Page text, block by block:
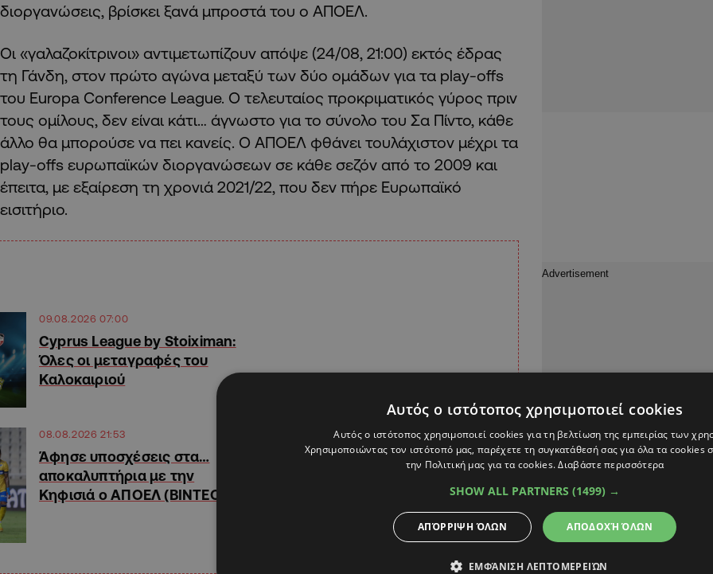
διοργανώσεις, βρίσκει ξανά μπροστά του ο ΑΠΟΕΛ.
Οι «γαλαζοκίτρινοι» αντιμετωπίζουν απόψε (24/08, 21:00) εκτός έδρας
τη Γάνδη, στον πρώτο αγώνα μεταξύ των δύο ομάδων για τα play-offs
του Europa Conference League. Ο τελευταίος προκριματικός γύρος πριν
τους ομίλους, δεν είναι κάτι… άγνωστο για το σύνολο του Σα Πίντο, κάθε
άλλο θα μπορούσε να πει κανείς. Ο ΑΠΟΕΛ φθάνει τουλάχιστον μέχρι τα
play-offs ευρωπαϊκών διοργανώσεων σε κάθε σεζόν από το 2009 και
έπειτα, με εξαίρεση τη χρονιά 2021/22, που δεν πήρε Ευρωπαϊκό
εισιτήριο.
09.08.2026 07:00
Cyprus League by Stoiximan:
Όλες οι μεταγραφές του
Καλοκαιριού
08.08.2026 21:53
Άφησε υποσχέσεις στα…
αποκαλυπτήρια με την
Κηφισιά ο ΑΠΟΕΛ (ΒΙΝΤΕΟ)
Αυτός ο ιστότοπος χρησιμοποιεί cookies
Αυτός ο ιστότοπος χρησιμοποιεί cookies για τη βελτίωση της εμπειρίας των
Χρησιμοποιώντας τον ιστότοπό μας, παρέχετε τη συγκατάθεσή σας για όλα τα cookies
την Πολιτική μας για τα cookies.Διαβάστε περισσότερα
SHOW ALL PARTNERS (1499) →
ΑΠΟΔΟΧΉ ΌΛΩΝ
ΑΠΌΡΡΙΨΗ ΌΛΩΝ
ΕΜΦΆΝΙΣΗ ΛΕΠΤΟΜΕΡΕΙΏΝ